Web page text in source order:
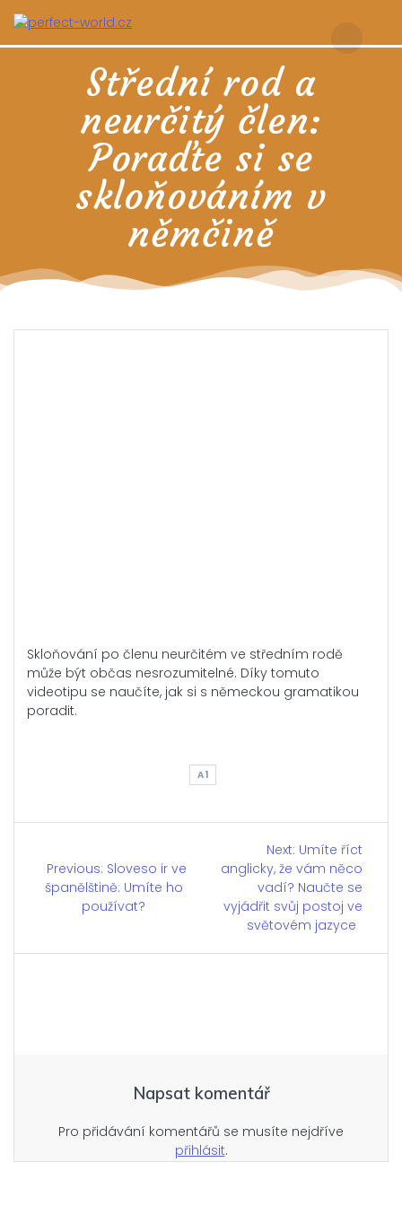
content
Střední rod a
neurčitý člen:
Poraďte si se
skloňováním v
němčině
Skloňování po členu neurčitém ve středním rodě
může být občas nesrozumitelné. Díky tomuto
videotipu se naučíte, jak si s německou gramatikou
poradit.
A1
pro
Previous: Previous
post:
Sloveso ir ve
španělštině: Umíte ho
používat?
Next: Next
post:
Umíte říct
anglicky, že vám něco
vadí? Naučte se
vyjádřit svůj postoj ve
světovém jazyce
Napsat komentář
Pro přidávání komentářů se musíte nejdříve
přihlásit.